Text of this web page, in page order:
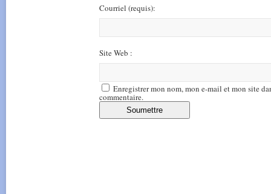
Courriel (requis):
Site Web :
Enregistrer mon nom, mon e-mail et mon site
commentaire.